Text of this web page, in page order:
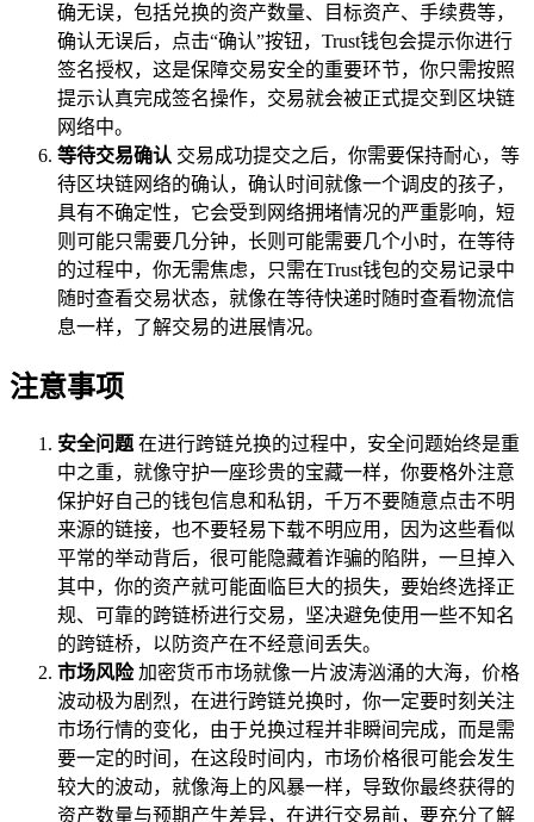
确无误，包括兑换的资产数量、目标资产、手续费等，
确认无误后，点击“确认”按钮，Trust钱包会提示你进行
签名授权，这是保障交易安全的重要环节，你只需按照
提示认真完成签名操作，交易就会被正式提交到区块链
网络中。
等待交易确认 交易成功提交之后，你需要保持耐心，等
待区块链网络的确认，确认时间就像一个调皮的孩子，
具有不确定性，它会受到网络拥堵情况的严重影响，短
则可能只需要几分钟，长则可能需要几个小时，在等待
的过程中，你无需焦虑，只需在Trust钱包的交易记录中
随时查看交易状态，就像在等待快递时随时查看物流信
息一样，了解交易的进展情况。
注意事项
安全问题在进行跨链兑换的过程中，安全问题始终是重
中之重，就像守护一座珍贵的宝藏一样，你要格外注意
保护好自己的钱包信息和私钥，千万不要随意点击不明
来源的链接，也不要轻易下载不明应用，因为这些看似
平常的举动背后，很可能隐藏着诈骗的陷阱，一旦掉入
其中，你的资产就可能面临巨大的损失，要始终选择正
规、可靠的跨链桥进行交易，坚决避免使用一些不知名
的跨链桥，以防资产在不经意间丢失。
市场风险加密货币市场就像一片波涛汹涌的大海，价格
波动极为剧烈，在进行跨链兑换时，你一定要时刻关注
市场行情的变化，由于兑换过程并非瞬间完成，而是需
要一定的时间，在这段时间内，市场价格很可能会发生
较大的波动，就像海上的风暴一样，导致你最终获得的
资产数量与预期产生差异，在进行交易前，要充分了解